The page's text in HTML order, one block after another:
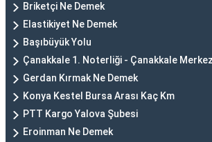
Briketçi Ne Demek
Elastikiyet Ne Demek
Başıbüyük Yolu
Çanakkale 1. Noterliği - Çanakkale
Gerdan Kırmak Ne Demek
Konya Kestel Bursa Arası Kaç Km
PTT Kargo Yalova Şubesi
Eroinman Ne Demek